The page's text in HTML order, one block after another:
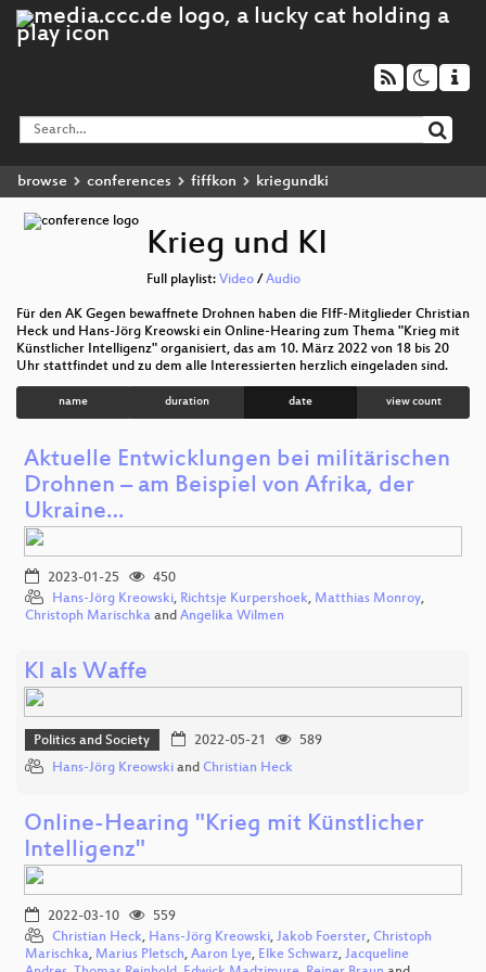
browse conferences fiffkon kriegundki
Krieg und KI
Full playlist: Video / Audio
Für den AK Gegen bewaffnete Drohnen haben die FIfF-Mitglieder Christian
Heck und Hans-Jörg Kreowski ein Online-Hearing zum Thema "Krieg mit
Künstlicher Intelligenz" organisiert, das am 10. März 2022 von 18 bis 20
Uhr stattfindet und zu dem alle Interessierten herzlich eingeladen sind.
name duration date view count
Aktuelle Entwicklungen bei militärischen
Drohnen – am Beispiel von Afrika, der
Ukraine…
2023-01-25
450
Hans-Jörg Kreowski, Richtsje Kurpershoek, Matthias Monroy,
Christoph Marischka and Angelika Wilmen
KI als Waffe
Politics and Society 2022-05-21
589
Hans-Jörg Kreowski and Christian Heck
Online-Hearing "Krieg mit Künstlicher
Intelligenz"
2022-03-10
559
Christian Heck, Hans-Jörg Kreowski, Jakob Foerster, Christoph
Marischka, Marius Pletsch, Aaron Lye, Elke Schwarz, Jacqueline